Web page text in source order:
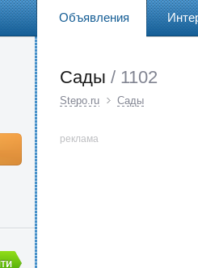
Объявления
Сады / 1102
Stepo.ru Сады
реклама